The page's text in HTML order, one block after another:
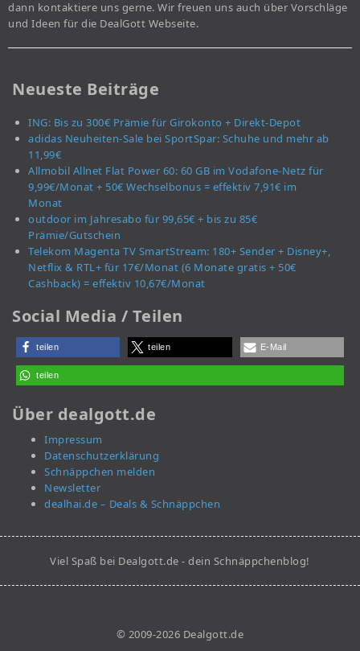
dann kontaktiere uns gerne. Wir freuen uns auch über Vorschläge
und Ideen für die DealGott Webseite.
Neueste Beiträge
ING: Bis zu 300€ Prämie für Girokonto + Direkt-Depot
adidas Neuheiten-Sale bei SportSpar: Schuhe und mehr ab
11,99€
Allmobil Allnet Flat Power 60: 60 GB im Vodafone-Netz für
9,99€/Monat + 50€ Wechselbonus = effektiv 7,91€ im
Monat
outdoor im Jahresabo für 99,65€ + bis zu 85€
Prämie/Gutschein
Telekom Magenta TV SmartStream: 180+ Sender + Disney+,
Netflix & RTL+ für 17€/Monat (6 Monate gratis + 50€
Cashback) = effektiv 10,67€/Monat
Social Media / Teilen
teilen teilen E-Mail
teilen
Über dealgott.de
Impressum
Datenschutzerklärung
Schnäppchen melden
Newsletter
dealhai.de – Deals & Schnäppchen
Viel Spaß bei Dealgott.de - dein Schnäppchenblog!
© 2009-2026 Dealgott.de